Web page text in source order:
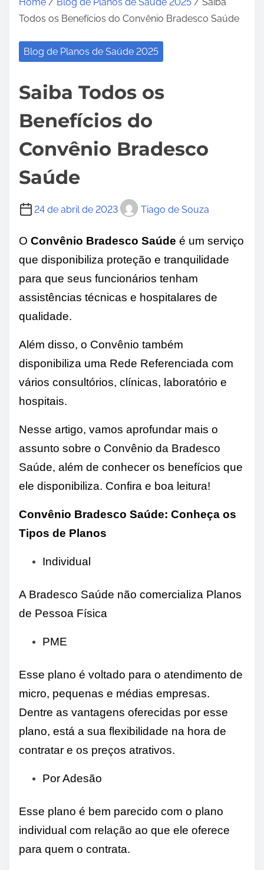
Todos os Benefícios do Convênio Bradesco Saúde
Blog de Planos de Saúde 2025
Saiba Todos os
Benefícios do
Convênio Bradesco
Saúde
24 de abril de 2023 Tiago de Souza
O Convênio Bradesco Saúde é um serviço
que disponibiliza proteção e tranquilidade
para que seus funcionários tenham
assistências técnicas e hospitalares de
qualidade.
Além disso, o Convênio também
disponibiliza uma Rede Referenciada com
vários consultórios, clínicas, laboratório e
hospitais.
Nesse artigo, vamos aprofundar mais o
assunto sobre o Convênio da Bradesco
Saúde, além de conhecer os benefícios que
ele disponibiliza. Confira e boa leitura!
Convênio Bradesco Saúde: Conheça os
Tipos de Planos
Individual
A Bradesco Saúde não comercializa Planos
de Pessoa Física
PME
Esse plano é voltado para o atendimento de
micro, pequenas e médias empresas.
Dentre as vantagens oferecidas por esse
plano, está a sua flexibilidade na hora de
contratar e os preços atrativos.
Por Adesão
Esse plano é bem parecido com o plano
individual com relação ao que ele oferece
para quem o contrata.